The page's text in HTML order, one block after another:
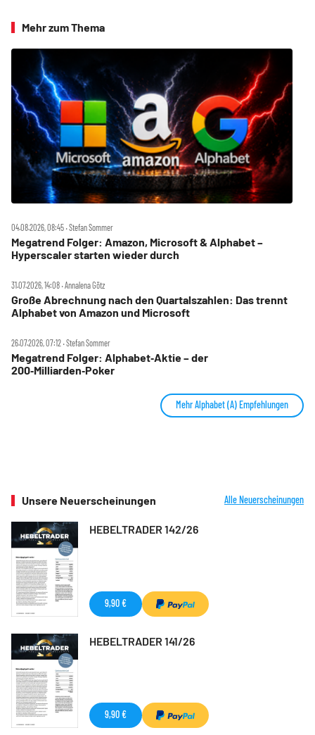
Mehr zum Thema
04.08.2026, 08:45 ‧ Stefan Sommer
Megatrend Folger: Amazon, Microsoft & Alphabet –
Hyperscaler starten wieder durch
31.07.2026, 14:08 ‧ Annalena Götz
Große Abrechnung nach den Quartalszahlen: Das trennt
Alphabet von Amazon und Microsoft
26.07.2026, 07:12 ‧ Stefan Sommer
Megatrend Folger: Alphabet‑Aktie – der
200‑Milliarden‑Poker
Mehr Alphabet (A) Empfehlungen
Unsere Neuerscheinungen Alle Neuerscheinungen
HEBELTRADER 142/26
9,90 €
HEBELTRADER 141/26
9,90 €